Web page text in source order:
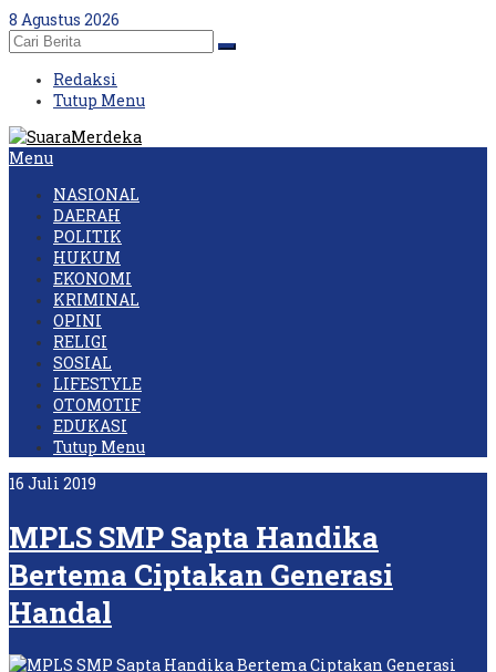
Skip
to
content
8 Agustus 2026
Redaksi
Tutup Menu
Menu
NASIONAL
DAERAH
POLITIK
HUKUM
EKONOMI
KRIMINAL
OPINI
RELIGI
SOSIAL
LIFESTYLE
OTOMOTIF
EDUKASI
Tutup Menu
16 Juli 2019
MPLS SMP Sapta Handika
Bertema Ciptakan Generasi
Handal